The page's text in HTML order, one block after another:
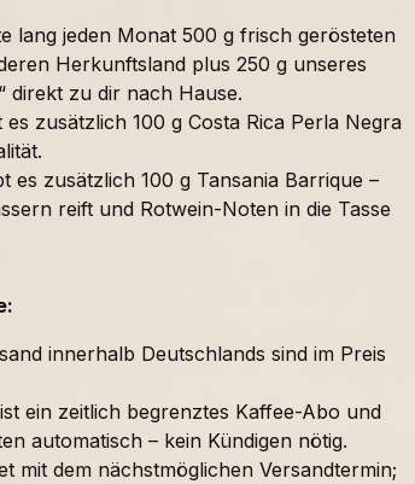
lang jeden Monat 500 g frisch gerösteten
Herkunftsland plus 250 g unseres
direkt zu dir nach Hause.
zusätzlich 100 g Costa Rica Perla Negra
es zusätzlich 100 g Tansania Barrique –
reift und Rotwein-Noten in die Tasse
innerhalb Deutschlands sind im Preis
ein zeitlich begrenztes Kaffee-Abo und
automatisch – kein Kündigen nötig.
mit dem nächstmöglichen Versandtermin;